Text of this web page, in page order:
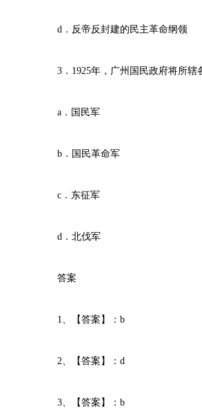
d．反帝反封建的民主革命纲领
3．1925年，广州国民政府将所辖
a．国民军
b．国民革命军
c．东征军
d．北伐军
答案
1、【答案】：b
2、【答案】：d
3、【答案】：b